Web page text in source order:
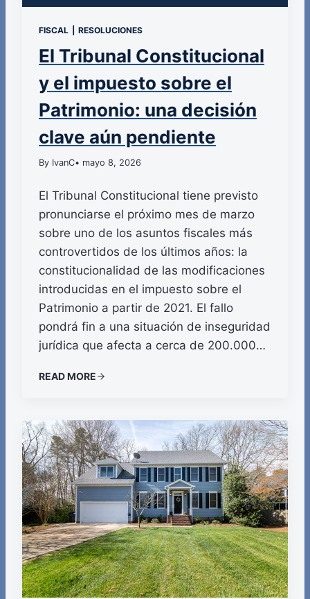
FISCAL RESOLUCIONES
El Tribunal Constitucional
y el impuesto sobre el
Patrimonio: una decisión
clave aún pendiente
By IvanC• mayo 8, 2026
El Tribunal Constitucional tiene previsto
pronunciarse el próximo mes de marzo
sobre uno de los asuntos fiscales más
controvertidos de los últimos años: la
constitucionalidad de las modificaciones
introducidas en el impuesto sobre el
Patrimonio a partir de 2021. El fallo
pondrá fin a una situación de inseguridad
jurídica que afecta a cerca de 200.000…
READ MORE